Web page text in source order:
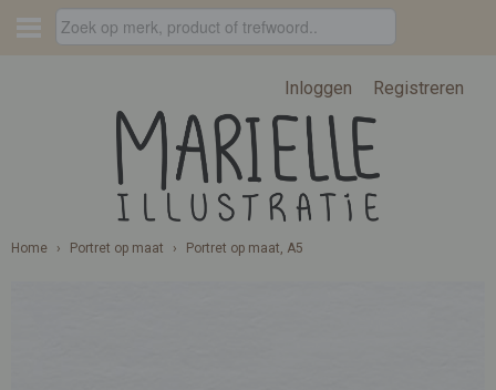
Inloggen Registreren
Home › Portret op maat › Portret op maat, A5